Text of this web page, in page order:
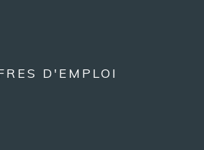
D'EMPLOI